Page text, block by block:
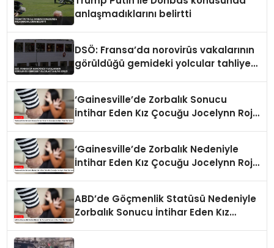
anlaşmadıklarını belirtti
DSÖ: Fransa’da norovirüs vakalarının
görüldüğü gemideki yolcular tahliye
‘Gainesville’de Zorbalık Sonucu
İntihar Eden Kız Çocuğu Jocelynn Rojo
‘Gainesville’de Zorbalık Nedeniyle
İntihar Eden Kız Çocuğu Jocelynn Rojo
ABD’de Göçmenlik Statüsü Nedeniyle
Zorbalık Sonucu İntihar Eden Kız